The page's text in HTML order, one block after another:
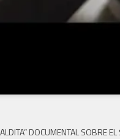
DOCUMENTAL SOBRE